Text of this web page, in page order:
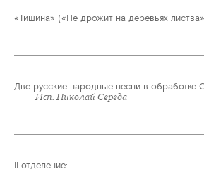
«Тишина» («Не дрожит на деревьях
Две русские народные песни в обработке
Исп. Николай Середа
II отделение: